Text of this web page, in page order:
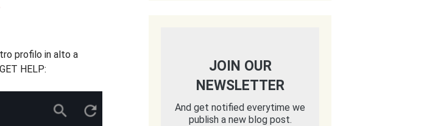
profilo in alto a
HELP:
JOIN OUR
NEWSLETTER
And get notified everytime we
publish a new blog post.